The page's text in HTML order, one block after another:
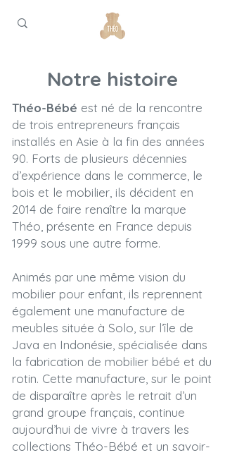
Notre histoire
Théo-Bébé est né de la rencontre
de trois entrepreneurs français
installés en Asie à la fin des années
90. Forts de plusieurs décennies
d’expérience dans le commerce, le
bois et le mobilier, ils décident en
2014 de faire renaître la marque
Théo, présente en France depuis
1999 sous une autre forme.
Animés par une même vision du
mobilier pour enfant, ils reprennent
également une manufacture de
meubles située à Solo, sur l’île de
Java en Indonésie, spécialisée dans
la fabrication de mobilier bébé et du
rotin. Cette manufacture, sur le point
de disparaître après le retrait d’un
grand groupe français, continue
aujourd’hui de vivre à travers les
collections Théo-Bébé et un savoir-